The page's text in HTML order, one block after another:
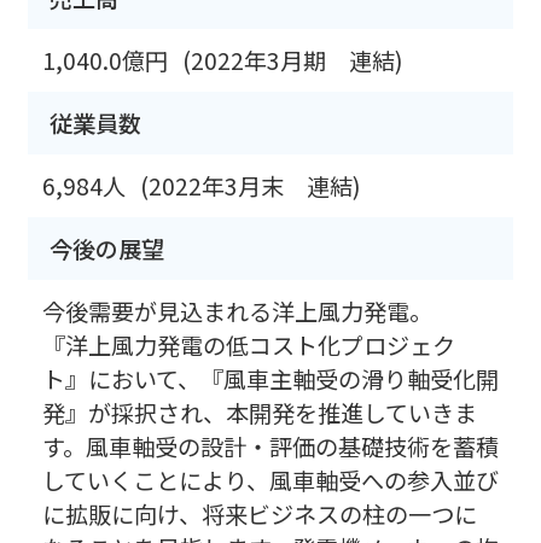
1,040.0億円 (2022年3月期 連結)
従業員数
6,984人 (2022年3月末 連結)
今後の展望
今後需要が見込まれる洋上風力発電。
『洋上風力発電の低コスト化プロジェク
ト』において、『風車主軸受の滑り軸受化開
発』が採択され、本開発を推進していきま
す。風車軸受の設計・評価の基礎技術を蓄積
していくことにより、風車軸受への参入並び
に拡販に向け、将来ビジネスの柱の一つに